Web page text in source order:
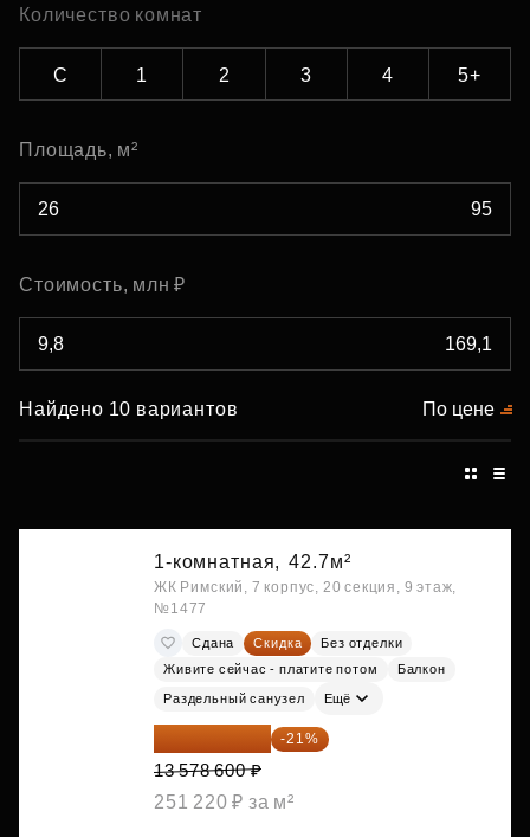
Количество комнат
С 1 2 3 4 5+
Площадь, м²
Стоимость, млн ₽
Найдено 10 вариантов По цене
1-комнатная, 42.7м²
ЖК Римский, 7 корпус, 20 секция, 9 этаж,
№1477
Сдана Скидка
Без отделки
Живите сейчас - платите потом
Балкон
Раздельный санузел Ещё
10 727 094 ₽ -21%
13 578 600 ₽
251 220 ₽ за м²